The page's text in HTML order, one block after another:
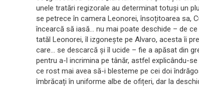
unele tratări regizorale au determinat totuși un
se petrece în camera Leonorei, însoțitoarea sa,
încearcă să iasă… nu mai poate deschide – de
tatăl Leonorei, îl izgonește pe Alvaro, acesta îi
care… se descarcă și îl ucide – fie a apăsat din
pentru a-l incrimina pe tânăr, astfel explicându-
ce rost mai avea să-i blesteme pe cei doi
îmbrăcați în uniforme albe de ofițeri, dar la